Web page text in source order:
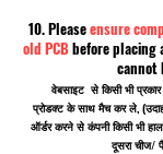
10. Pleaseensure
old PCBbefore placing
cannot
वेबसाइट से किसी भी
प्रोडक्ट के साथ मैच कर ले,
ऑर्डर करने से कंपनी किसी
दूसरा चीज/